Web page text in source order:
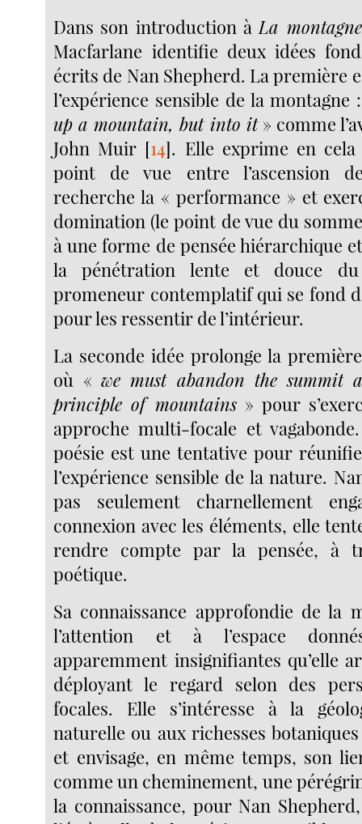
Dans son introduction àLa
Macfarlane identifie deux idées
écrits de Nan Shepherd. La première
l’expérience sensible de la
up a mountain, but into it» comme
John Muir [14]. Elle exprime en
point de vue entre l’ascension
recherche la « performance » et
domination (le point de vue du
à une forme de pensée hiérarchique
la pénétration lente et douce
promeneur contemplatif qui se fond
pour les ressentir de l’intérieur.
La seconde idée prolonge la
où « we must abandon the summit
principle of mountains» pour
approche multi-focale et
poésie est une tentative pour
l’expérience sensible de la nature.
pas seulement charnellement
connexion avec les éléments, elle
rendre compte par la pensée, à
poétique.
Sa connaissance approfondie de la
l’attention et à l’espace
apparemment insignifiantes qu’elle
déployant le regard selon des
focales. Elle s’intéresse à la
naturelle ou aux richesses
et envisage, en même temps, son
comme un cheminement, une
la connaissance, pour Nan